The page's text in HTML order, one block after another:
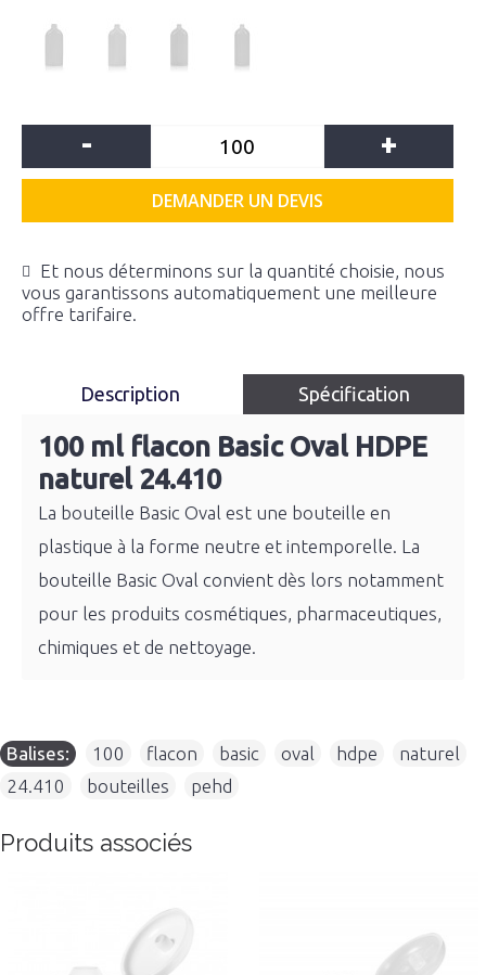
- +
DEMANDER UN DEVIS
Et nous déterminons sur la quantité choisie, nous
vous garantissons automatiquement une meilleure
offre tarifaire.
Description Spécification
100 ml flacon Basic Oval HDPE
naturel 24.410
La bouteille Basic Oval est une bouteille en
plastique à la forme neutre et intemporelle. La
bouteille Basic Oval convient dès lors notamment
pour les produits cosmétiques, pharmaceutiques,
chimiques et de nettoyage.
Balises: 100 flacon basic oval hdpe naturel
24.410
bouteilles pehd
Produits associés